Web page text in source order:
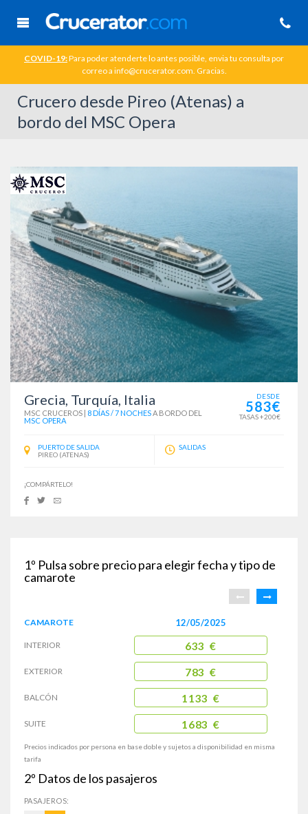
COVID-19:Para poder atenderte lo antes posible, envia tu consulta por
correo a info@crucerator.com. Gracias.
Crucero desde Pireo (Atenas) a
bordo del MSC Opera
Grecia, Turquía, Italia
MSC CRUCEROS | 8 DÍAS / 7 NOCHESA BORDO DEL
MSC OPERA
DESDE
583€
TASAS +200€
PUERTO DE SALIDA
PIREO (ATENAS)
SALIDAS
¡COMPÁRTELO!
1º Pulsa sobre precio para elegir fecha y tipo de
camarote
CAMAROTE
INTERIOR
EXTERIOR
BALCÓN
SUITE
12/05/2025
633 €
783 €
1133 €
1683 €
Precios indicados por persona en base doble y sujetos a disponibilidad en misma
tarifa
2º Datos de los pasajeros
PASAJEROS: